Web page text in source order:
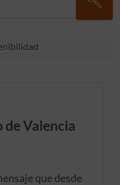
de Valencia
que desde